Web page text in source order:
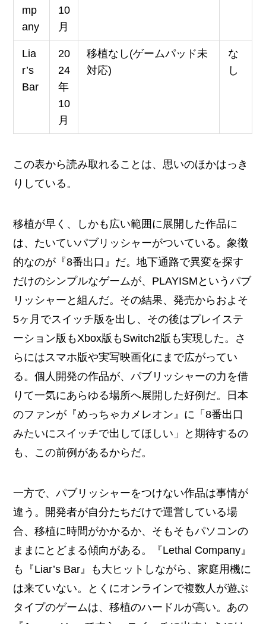
mp
any
10
月
Lia
r’s
Bar
20
24
年
10
月
移植なし(ゲームパッド未
対応)
な
し
この表から読み取れることは、思いのほかはっき
りしている。
移植が早く、しかも広い範囲に展開した作品に
は、たいていパブリッシャーがついている。象徴
的なのが『8番出口』だ。地下通路で異変を探す
だけのシンプルなゲームが、PLAYISMというパブ
リッシャーと組んだ。その結果、発売からおよそ
5ヶ月でスイッチ版を出し、その後はプレイステ
ーション版もXbox版もSwitch2版も実現した。さ
らにはスマホ版や実写映画化にまで広がってい
る。個人開発の作品が、パブリッシャーの力を借
りて一気にあらゆる場所へ展開した好例だ。日本
のファンが『めっちゃカメレオン』に「8番出口
みたいにスイッチで出してほしい」と期待するの
も、この前例があるからだ。
一方で、パブリッシャーをつけない作品は事情が
違う。開発者が自分たちだけで運営している場
合、移植に時間がかかるか、そもそもパソコンの
ままにとどまる傾向がある。『Lethal Company』
も『Liar’s Bar』も大ヒットしながら、家庭用機に
は来ていない。とくにオンラインで複数人が遊ぶ
タイプのゲームは、移植のハードルが高い。あの